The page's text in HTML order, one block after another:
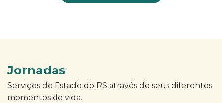
Jornadas
Serviços do Estado do RS através de seus diferentes
momentos de vida.